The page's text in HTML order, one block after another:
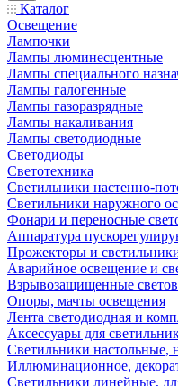
Каталог
Освещение
Лампочки
Лампы люминесцентные
Лампы специального
Лампы галогенные
Лампы газоразрядные
Лампы накаливания
Лампы светодиодные
Светодиоды
Светотехника
Светильники настенно-
Светильники наружного
Фонари и переносные
Аппаратура
Прожекторы и
Аварийное освещение и
Взрывозащищенные
Опоры, мачты освещения
Лента светодиодная и
Аксессуары для
Светильники настольные,
Иллюминационное,
Светильники линейные,